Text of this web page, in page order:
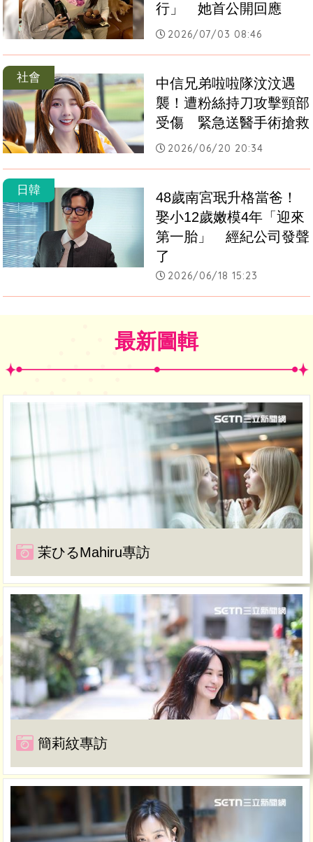
行」　她首公開回應
2026/07/03 08:46
社會
中信兄弟啦啦隊汶汶遇
襲！遭粉絲持刀攻擊頸部
受傷　緊急送醫手術搶救
2026/06/20 20:34
日韓
48歲南宮珉升格當爸！
娶小12歲嫩模4年「迎來
第一胎」　經紀公司發聲
了
2026/06/18 15:23
最新圖輯
茉ひるMahiru專訪
簡莉紋專訪